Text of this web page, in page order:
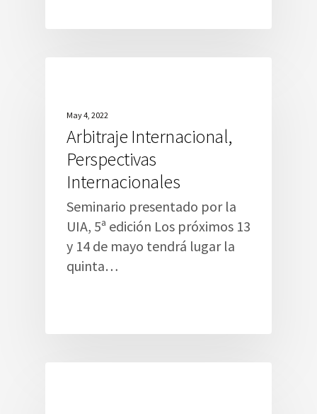
May 4, 2022
Arbitraje Internacional,
Perspectivas
Internacionales
Seminario presentado por la
UIA, 5ª edición Los próximos 13
y 14 de mayo tendrá lugar la
quinta…